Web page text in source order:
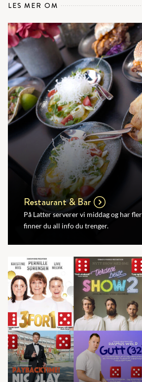
LES MER OM
Restaurant & Bar
På Latter serverer vi middag og har
finner du all info du trenger.